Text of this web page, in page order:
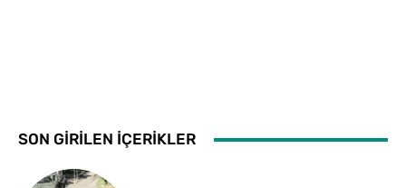
SON GİRİLEN İÇERİKLER